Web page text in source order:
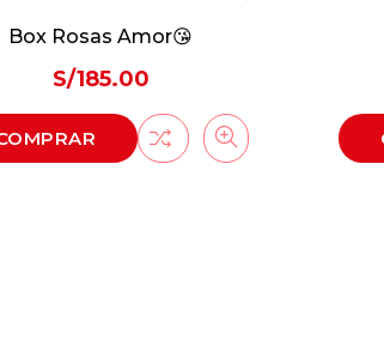
Amor de mi vida
S/185.00